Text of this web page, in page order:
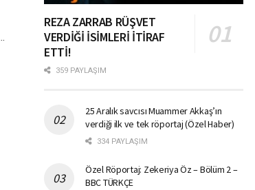
REZA ZARRAB RÜŞVET
VERDİĞİ İSİMLERİ İTİRAF
ETTİ!
359 PAYLAŞIM
25 Aralık savcısı Muammer Akkaş’ın
verdiği ilk ve tek röportaj (Özel Haber)
334 PAYLAŞIM
Özel Röportaj: Zekeriya Öz – Bölüm 2 –
BBC TÜRKÇE